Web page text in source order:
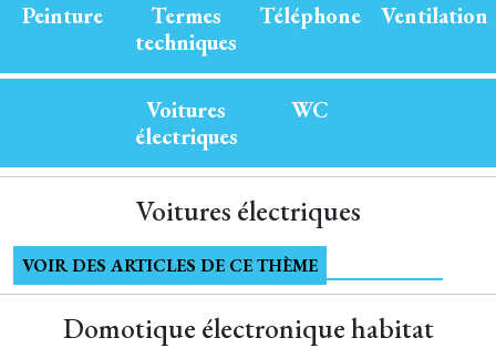
Peinture
Termes
techniques
Téléphone Ventilation
Voitures
électriques
WC
Voitures électriques
VOIR DES ARTICLES DE CE THÈME
Domotique électronique habitat